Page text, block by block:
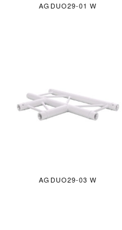
AGDUO29-01 W
AGDUO29-03 W